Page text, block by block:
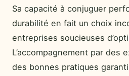
Sa capacité à conjuguer
durabilité en fait un choix
entreprises soucieuses
L’accompagnement par des
des bonnes pratiques